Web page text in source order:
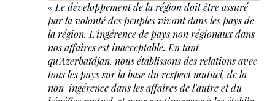
«Le développement de la région doit être assuré
par la volonté des peuples vivant dans les pays de
la région. L'ingérence de pays non régionaux dans
nos affaires est inacceptable. En tant
qu'Azerbaïdjan, nous établissons des relations avec
tous les pays sur la base du respect mutuel, de la
non-ingérence dans les affaires de l'autre et du